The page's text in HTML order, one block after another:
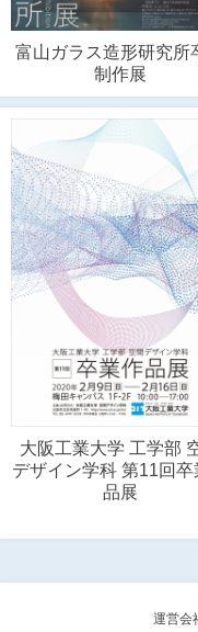
富山ガラス造形研究所
制作展
大阪工業大学 工学部
デザイン学科 第11回卒
品展
運営会